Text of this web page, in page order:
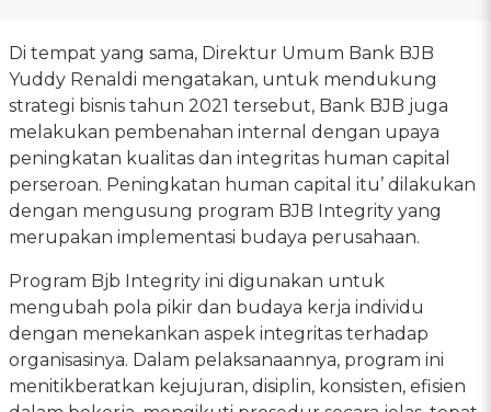
Di tempat yang sama, Direktur Umum Bank BJB
Yuddy Renaldi mengatakan, untuk mendukung
strategi bisnis tahun 2021 tersebut, Bank BJB juga
melakukan pembenahan internal dengan upaya
peningkatan kualitas dan integritas human capital
perseroan. Peningkatan human capital itu’ dilakukan
dengan mengusung program BJB Integrity yang
merupakan implementasi budaya perusahaan.
Program Bjb Integrity ini digunakan untuk
mengubah pola pikir dan budaya kerja individu
dengan menekankan aspek integritas terhadap
organisasinya. Dalam pelaksanaannya, program ini
menitikberatkan kejujuran, disiplin, konsisten, efisien